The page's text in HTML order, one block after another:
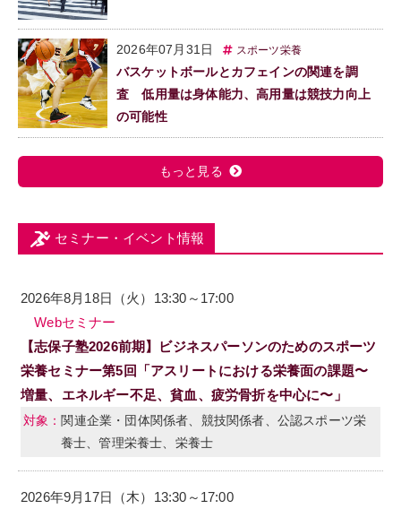
2026年07月31日 スポーツ栄養
バスケットボールとカフェインの関連を調
査 低用量は身体能力、高用量は競技力向上
の可能性
もっと見る
セミナー・イベント情報
2026年8月18日（火）13:30～17:00
Webセミナー
【志保子塾2026前期】ビジネスパーソンのためのスポーツ
栄養セミナー第5回「アスリートにおける栄養面の課題〜
増量、エネルギー不足、貧血、疲労骨折を中心に〜」
関連企業・団体関係者、競技関係者、公認スポーツ栄
養士、管理栄養士、栄養士
2026年9月17日（木）13:30～17:00